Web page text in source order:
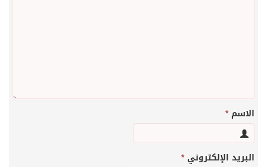
الاسم*
البريد الإلكتروني*